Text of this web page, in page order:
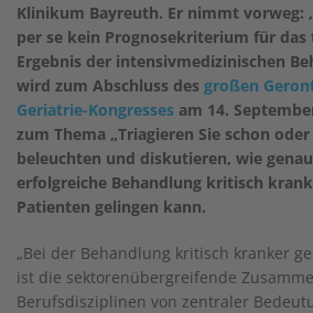
Klinikum Bayreuth. Er nimmt vorweg:
per se kein Prognosekriterium für das
Ergebnis der intensivmedizinischen
wird zum Abschluss des großen
Geriatrie-Kongresses am 14.
zum Thema „Triagieren Sie schon
beleuchten und diskutieren, wie
erfolgreiche Behandlung kritisch
Patienten gelingen kann.
„Bei der Behandlung kritisch kranker
ist die sektorenübergreifende
Berufsdisziplinen von zentraler